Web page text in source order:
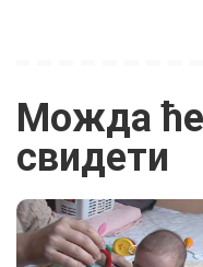
Можда
свидети